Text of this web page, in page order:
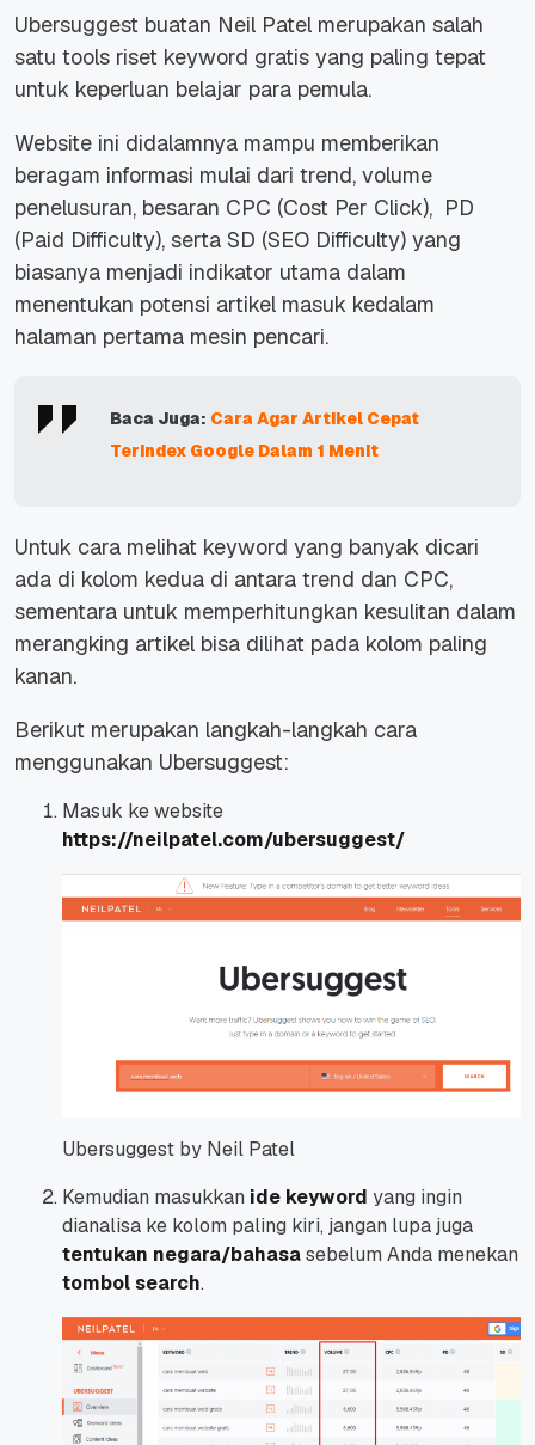
Ubersuggest buatan Neil Patel merupakan salah
satu tools riset keyword gratis yang paling tepat
untuk keperluan belajar para pemula.
Website ini didalamnya mampu memberikan
beragam informasi mulai dari trend, volume
penelusuran, besaran CPC (Cost Per Click), PD
(Paid Difficulty), serta SD (SEO Difficulty) yang
biasanya menjadi indikator utama dalam
menentukan potensi artikel masuk kedalam
halaman pertama mesin pencari.
Baca Juga: Cara Agar Artikel Cepat
Terindex Google Dalam 1 Menit
Untuk cara melihat keyword yang banyak dicari
ada di kolom kedua di antara trend dan CPC,
sementara untuk memperhitungkan kesulitan dalam
merangking artikel bisa dilihat pada kolom paling
kanan.
Berikut merupakan langkah-langkah cara
menggunakan Ubersuggest:
Masuk ke website
https://neilpatel.com/ubersuggest/
Ubersuggest by Neil Patel
Kemudian masukkan ide keyword yang ingin
dianalisa ke kolom paling kiri, jangan lupa juga
tentukan negara/bahasasebelum Anda menekan
tombol search.